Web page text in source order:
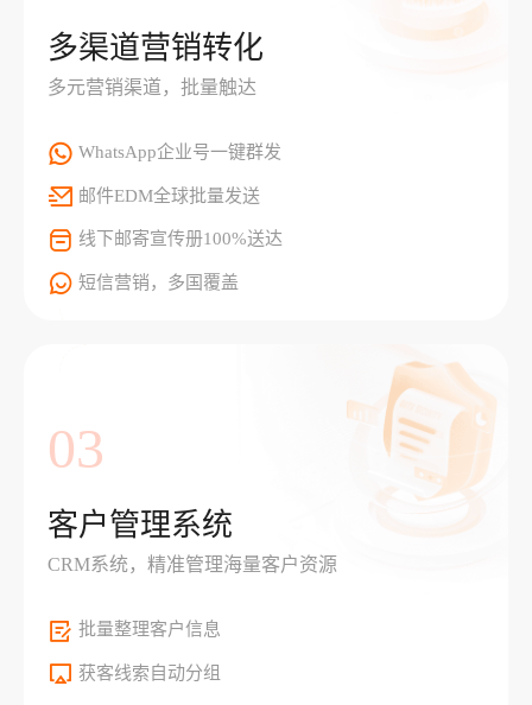
多渠道营销转化
多元营销渠道，批量触达
WhatsApp企业号一键群发
邮件EDM全球批量发送
线下邮寄宣传册100%送达
短信营销，多国覆盖
03
客户管理系统
CRM系统，精准管理海量客户资源
批量整理客户信息
获客线索自动分组